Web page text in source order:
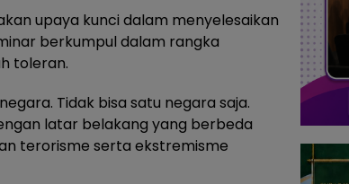
upaya kunci dalam menyelesaikan
berkumpul dalam rangka
toleran.
Tidak bisa satu negara saja.
latar belakang yang berbeda
terorisme serta ekstremisme